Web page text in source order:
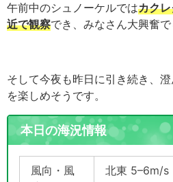
午前中のシュノーケルではカク
近で観察でき、みなさん大興奮で
そして今夜も昨日に引き続き、
を楽しめそうです。
本日の海況情報
風向・風
北東 5–6m/s